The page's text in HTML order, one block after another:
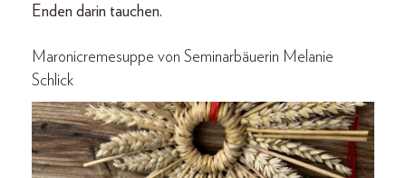
Enden darin tauchen.
Maronicremesuppe von Seminarbäuerin Melanie
Schlick